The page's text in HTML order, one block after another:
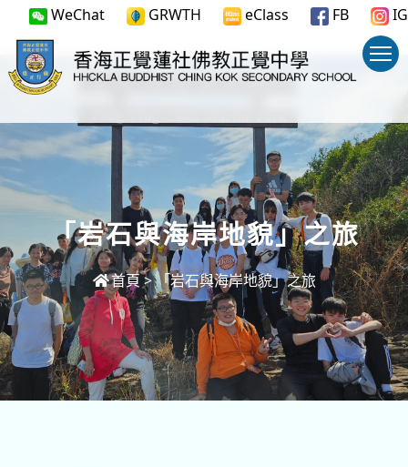
WeChat GRWTH eClass FB IG
「岩石與海岸地貌」之旅
首頁 >「岩石與海岸地貌」之旅